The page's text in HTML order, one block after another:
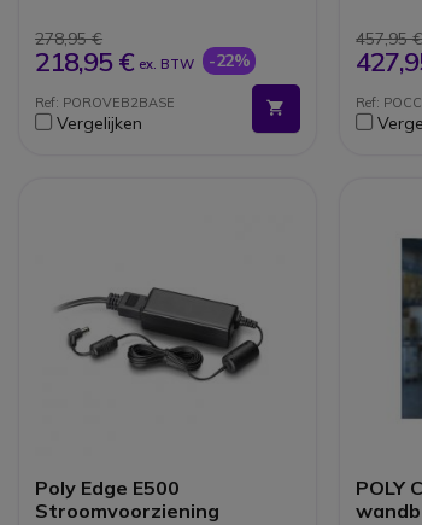
Poly Rove 40
278,95 €
218,95 € ex. BTW -22%
Ref: POROVEB2BASE
Vergelijken
457,95
Ref:
Poly Edge E500
Stroomvoorziening
POLY